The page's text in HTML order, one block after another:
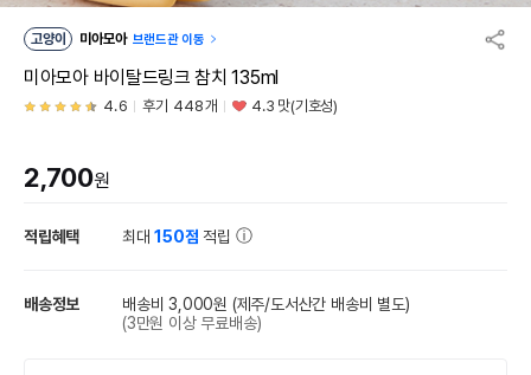
고양이 미아모아 브랜드관 이동
미아모아 바이탈드링크 참치 135ml
4.6 후기 448개 4.3 맛(기호성)
2,700원
적립혜택 최대150점 적립
배송정보 배송비 3,000원 (제주/도서산간 배송비 별도)
(3만원 이상 무료배송)